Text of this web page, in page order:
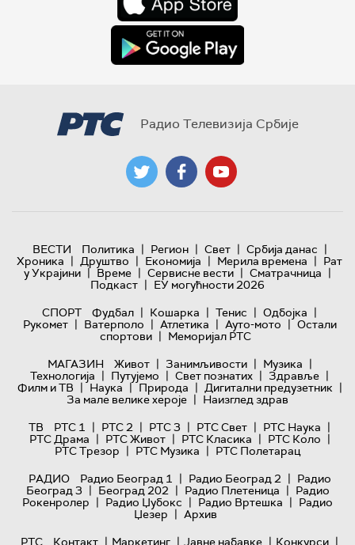
Радио Телевизија Србије
ВЕСТИ Политика | Регион | Свет | Србија данас |
Хроника | Друштво | Економија | Мерила времена | Рат
у Украјини | Време | Сервисне вести | Сматрачница |
Подкаст | ЕУ могућности 2026
СПОРТ
Фудбал | Кошарка | Тенис | Одбојка |
Рукомет | Ватерполо | Атлетика | Ауто-мото | Остали
спортови | Меморијал РТС
МАГАЗИН
Живот | Занимљивости | Музика |
Технологијa | Путујемо | Свет познатих | Здравље |
Филм и ТВ | Наука | Природа | Дигитални предузетник |
За мале велике хероје | Наизглед здрав
ТВ
РТС 1 | РТС 2 | РТС 3 | РТС Свет | РТС Наука |
РТС Драма | РТС Живот | РТС Класика | РТС Коло |
РТС Трезор | РТС Музика | РТС Полетарац
РАДИО
Радио Београд 1 | Радио Београд 2 | Радио
Београд 3 | Београд 202 | Радио Плетеница | Радио
Рокенролер | Радио Џубокс | Радио Вртешка | Радио
Џезер | Архив
РТС
Контакт Маркетинг Јавне набавке Конкурси